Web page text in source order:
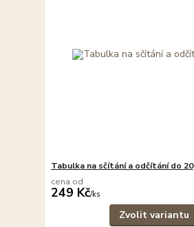
Tabulka na sčítání a odčítání do 20
cena od
249 Kč/ks
Zvolit variantu